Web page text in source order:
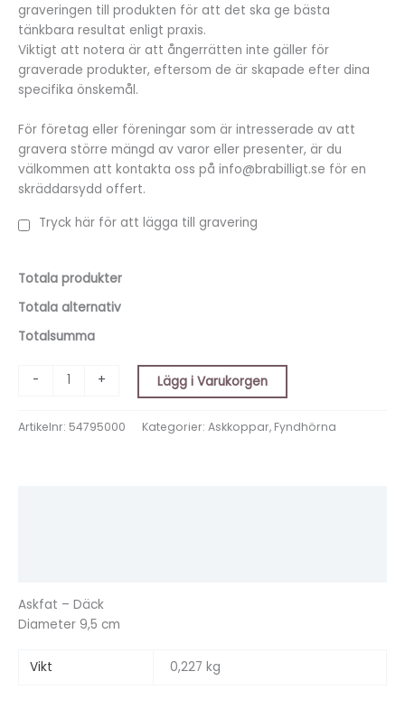
graveringen till produkten för att det ska ge bästa
tänkbara resultat enligt praxis.
Viktigt att notera är att ångerrätten inte gäller för
graverade produkter, eftersom de är skapade efter dina
specifika önskemål.
För företag eller föreningar som är intresserade av att
gravera större mängd av varor eller presenter, är du
välkommen att kontakta oss på info@brabilligt.se för en
skräddarsydd offert.
Tryck här för att lägga till gravering
Totala produkter
Totala alternativ
Totalsumma
- + Lägg i Varukorgen
Artikelnr: 54795000 Kategorier: Askkoppar, Fyndhörna
Askfat – Däck
Diameter 9,5 cm
Vikt 0,227 kg